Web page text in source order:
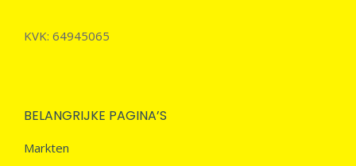
KVK: 64945065
BELANGRIJKE PAGINA’S
Markten